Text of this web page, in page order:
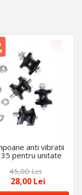
anti vibratii
35 pentru unitate
exterioara aer
conditionat
45,00 Lei
28,00 Lei